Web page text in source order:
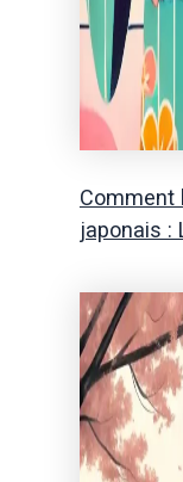
Comment
japonais :